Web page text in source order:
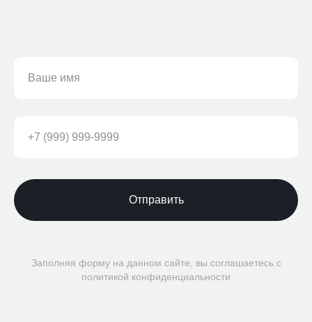
Отправить
Заполняя форму на данном сайте, вы соглашаетесь с
политикой конфиденциальности